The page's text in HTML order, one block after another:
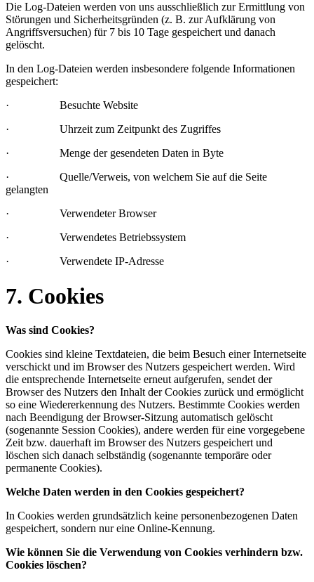
Die Log-Dateien werden von uns ausschließlich zur Ermittlung von
Störungen und Sicherheitsgründen (z. B. zur Aufklärung von
Angriffsversuchen) für 7 bis 10 Tage gespeichert und danach
gelöscht.
In den Log-Dateien werden insbesondere folgende Informationen
gespeichert:
· Besuchte Website
· Uhrzeit zum Zeitpunkt des Zugriffes
· Menge der gesendeten Daten in Byte
· Quelle/Verweis, von welchem Sie auf die Seite
gelangten
· Verwendeter Browser
· Verwendetes Betriebssystem
· Verwendete IP-Adresse
7. Cookies
Was sind Cookies?
Cookies sind kleine Textdateien, die beim Besuch einer Internetseite
verschickt und im Browser des Nutzers gespeichert werden. Wird
die entsprechende Internetseite erneut aufgerufen, sendet der
Browser des Nutzers den Inhalt der Cookies zurück und ermöglicht
so eine Wiedererkennung des Nutzers. Bestimmte Cookies werden
nach Beendigung der Browser-Sitzung automatisch gelöscht
(sogenannte Session Cookies), andere werden für eine vorgegebene
Zeit bzw. dauerhaft im Browser des Nutzers gespeichert und
löschen sich danach selbständig (sogenannte temporäre oder
permanente Cookies).
Welche Daten werden in den Cookies gespeichert?
In Cookies werden grundsätzlich keine personenbezogenen Daten
gespeichert, sondern nur eine Online-Kennung.
Wie können Sie die Verwendung von Cookies verhindern bzw.
Cookies löschen?